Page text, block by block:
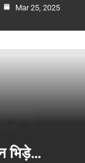
Mar 25, 2025
भिड़े…